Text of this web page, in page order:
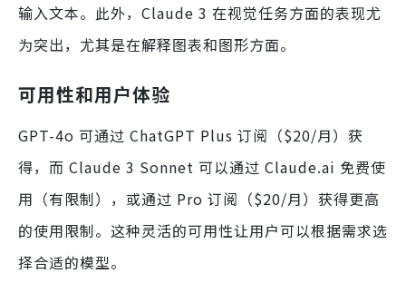
输入文本。此外，Claude 3 在视觉任务方面的表现尤
为突出，尤其是在解释图表和图形方面。
可用性和用户体验
GPT-4o 可通过 ChatGPT Plus 订阅（$20/月）获
得，而 Claude 3 Sonnet 可以通过 Claude.ai 免费使
用（有限制），或通过 Pro 订阅（$20/月）获得更高
的使用限制。这种灵活的可用性让用户可以根据需求选
择合适的模型。